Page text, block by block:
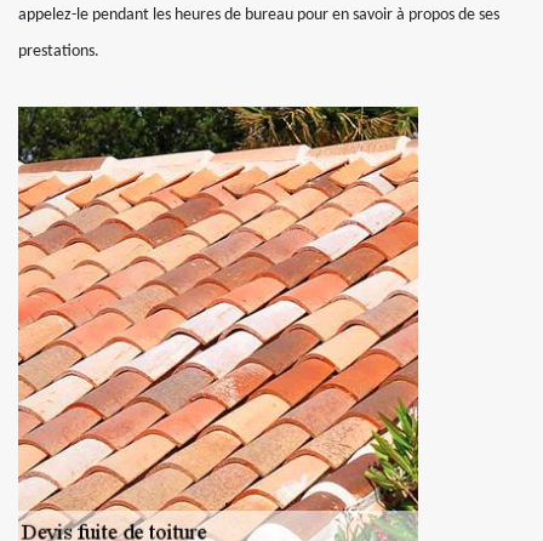
appelez-le pendant les heures de bureau pour en savoir à propos de ses
prestations.